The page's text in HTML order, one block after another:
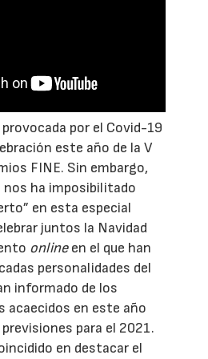
por el Covid-19
este año de la V
FINE. Sin embargo,
nos ha imposibilitado
en esta especial
juntos la Navidad
onlineen el que han
personalidades del
informado de los
acaecidos en este año
para el 2021.
en destacar el